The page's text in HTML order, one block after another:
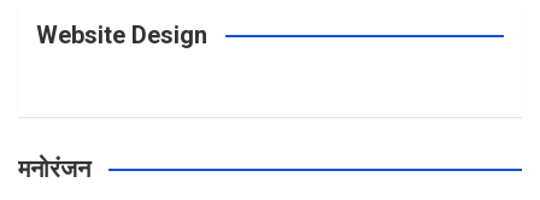
Website Design
मनोरंजन